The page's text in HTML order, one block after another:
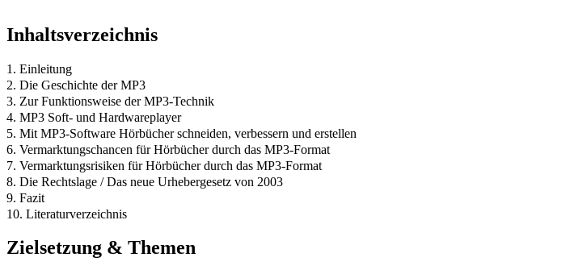
Inhaltsverzeichnis
1. Einleitung
2. Die Geschichte der MP3
3. Zur Funktionsweise der MP3-Technik
4. MP3 Soft- und Hardwareplayer
5. Mit MP3-Software Hörbücher schneiden, verbessern und erstellen
6. Vermarktungschancen für Hörbücher durch das MP3-Format
7. Vermarktungsrisiken für Hörbücher durch das MP3-Format
8. Die Rechtslage / Das neue Urhebergesetz von 2003
9. Fazit
10. Literaturverzeichnis
Zielsetzung & Themen